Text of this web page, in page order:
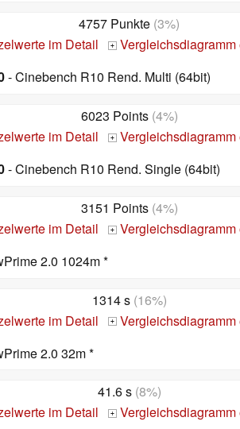
4757 Punkte (3%)
im Detail +
- Cinebench R10 Rend. Multi (64bit)
6023 Points(4%)
im Detail +
- Cinebench R10 Rend. Single (64bit)
3151 Points(4%)
im Detail +
2.0 1024m *
1314 s(16%)
im Detail +
2.0 32m *
41.6 s(8%)
im Detail +